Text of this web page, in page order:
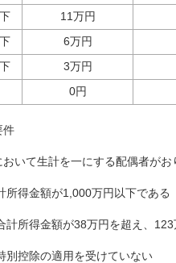
11万円
6万円
3万円
0円
件
いて生計を一にする配偶者がお
所得金額が1,000万円以下である
計所得金額が38万円を超え、
別控除の適用を受けていない